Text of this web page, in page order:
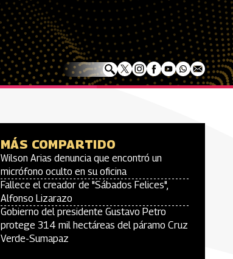
MÁS COMPARTIDO
Wilson Arias denuncia que encontró un
micrófono oculto en su oficina
Fallece el creador de "Sábados Felices",
Alfonso Lizarazo
Gobierno del presidente Gustavo Petro
protege 314 mil hectáreas del páramo Cruz
Verde-Sumapaz